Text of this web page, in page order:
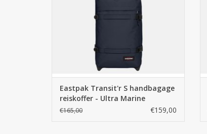
Eastpak Transit'r S handbagage
reiskoffer - Ultra Marine
€165,00 €159,00